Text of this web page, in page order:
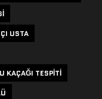
USTA
KAÇAĞI TESPITI